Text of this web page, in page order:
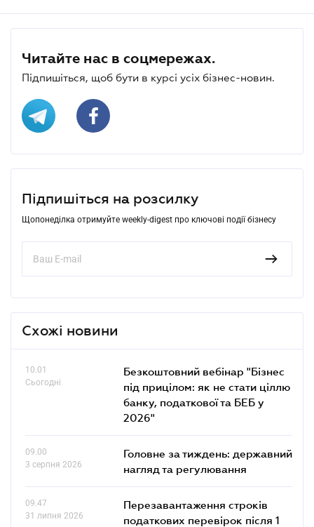
Читайте нас в соцмережах.
Підпишіться, щоб бути в курсі усіх бізнес-новин.
Підпишіться на розсилку
Щопонеділка отримуйте weekly-digest про ключові події бізнесу
Схожі новини
10.01
Сьогодні
Безкоштовний вебінар "Бізнес
під прицілом: як не стати ціллю
банку, податкової та БЕБ у
2026"
09.00
3 серпня 2026
Головне за тиждень: державний
нагляд та регулювання
09.47
31 липня 2026
Перезавантаження строків
податкових перевірок після 1